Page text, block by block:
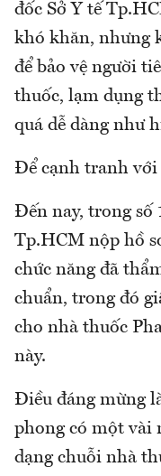
đốc Sở Y tế
khó khăn, nhưng
để bảo vệ người
thuốc, lạm dụng
quá dễ dàng như
Để cạnh tranh với
Đến nay, trong số
Tp.HCM nộp hồ
chức năng đã
chuẩn, trong đó
cho nhà thuốc
này.
Điều đáng mừng
phong có một vài
dạng chuỗi nhà